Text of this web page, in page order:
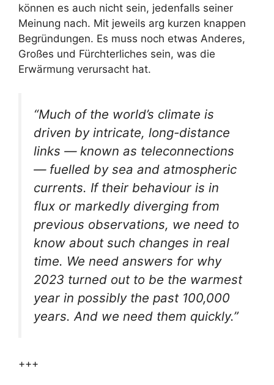
können es auch nicht sein, jedenfalls seiner
Meinung nach. Mit jeweils arg kurzen knappen
Begründungen. Es muss noch etwas Anderes,
Großes und Fürchterliches sein, was die
Erwärmung verursacht hat.
“Much of the world’s climate is
driven by intricate, long-distance
links — known as teleconnections
— fuelled by sea and atmospheric
currents. If their behaviour is in
flux or markedly diverging from
previous observations, we need to
know about such changes in real
time. We need answers for why
2023 turned out to be the warmest
year in possibly the past 100,000
years. And we need them quickly.”
+++